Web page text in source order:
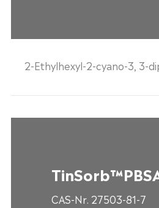
2-Ethylhexyl-2-cyano-3, 3-
CAS-Nr. 27503-81-7